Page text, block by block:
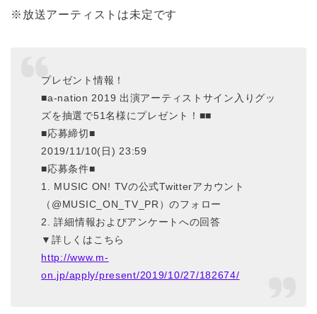
※放送アーティストは未定です
プレゼント情報！
■a-nation 2019 出演アーティストサイン入りグッ
ズを抽選で51名様にプレゼント！■■
■応募締切■
2019/11/10(日) 23:59
■応募条件■
1. MUSIC ON! TVの公式Twitterアカウント
（@MUSIC_ON_TV_PR）のフォロー
2. 詳細情報およびアンケートへの回答
▼詳しくはこちら
http://www.m-
on.jp/apply/present/2019/10/27/182674/